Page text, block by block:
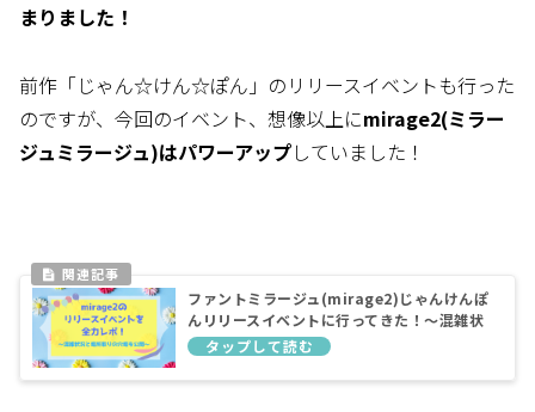
まりました！
前作「じゃん☆けん☆ぽん」のリリースイベントも行った
のですが、今回のイベント、想像以上にmirage2(ミラー
ジュミラージュ)はパワーアップしていました！
ファントミラージュ(mirage2)じゃんけんぽ
んリリースイベントに行ってきた！～混雑状
況を含めた会場の雰囲気をレポート～